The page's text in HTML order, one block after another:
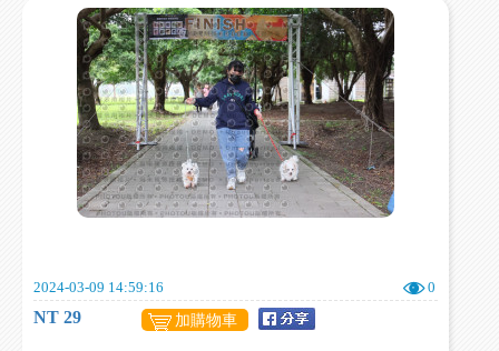
2024-03-09 14:59:16 0
NT 29 加購物車